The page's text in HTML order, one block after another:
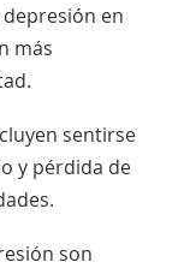
en
más
sentirse
y pérdida de
son